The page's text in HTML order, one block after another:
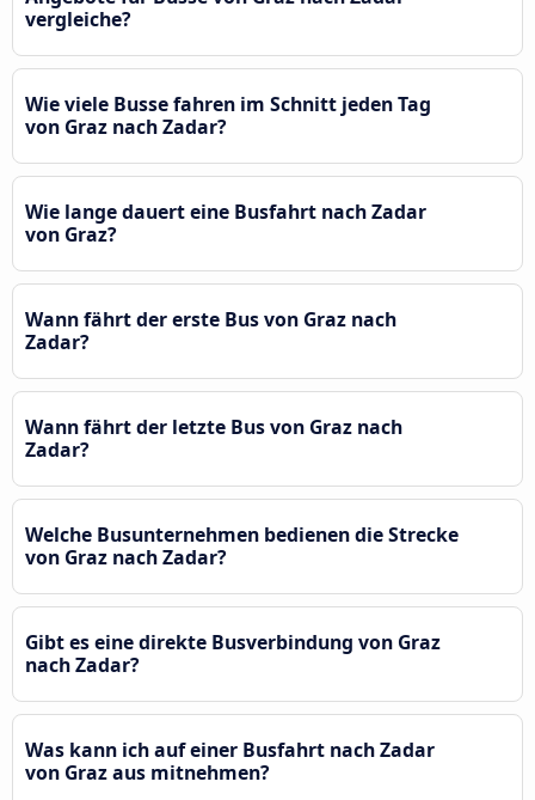
vergleiche?
Wie viele Busse fahren im Schnitt jeden Tag
von Graz nach Zadar?
Wie lange dauert eine Busfahrt nach Zadar
von Graz?
Wann fährt der erste Bus von Graz nach
Zadar?
Wann fährt der letzte Bus von Graz nach
Zadar?
Welche Busunternehmen bedienen die Strecke
von Graz nach Zadar?
Gibt es eine direkte Busverbindung von Graz
nach Zadar?
Was kann ich auf einer Busfahrt nach Zadar
von Graz aus mitnehmen?